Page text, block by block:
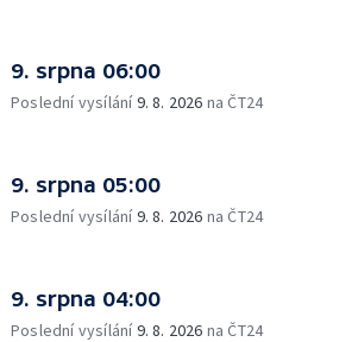
9. srpna 06:00
Poslední vysílání9. 8. 2026 na ČT24
9. srpna 05:00
Poslední vysílání9. 8. 2026 na ČT24
9. srpna 04:00
Poslední vysílání9. 8. 2026 na ČT24